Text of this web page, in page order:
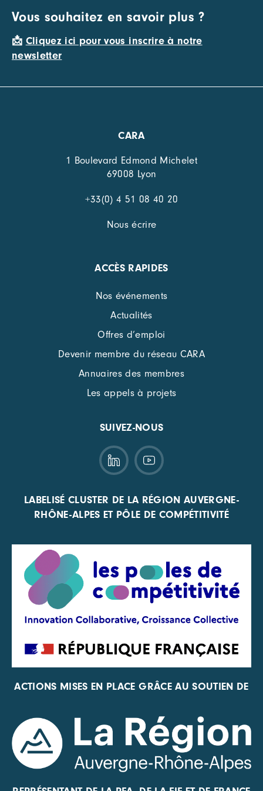
Vous souhaitez en savoir plus ?
📩 Cliquez ici pour vous inscrire à notre
newsletter
CARA
1 Boulevard Edmond Michelet
69008 Lyon
+33(0) 4 51 08 40 20
Nous écrire
ACCÈS RAPIDES
Nos événements
Actualités
Offres d’emploi
Devenir membre du réseau CARA
Annuaires des membres
Les appels à projets
SUIVEZ-NOUS
LABELISÉ CLUSTER DE LA RÉGION AUVERGNE-
RHÔNE-ALPES ET PÔLE DE COMPÉTITIVITÉ
ACTIONS MISES EN PLACE GRÂCE AU SOUTIEN DE